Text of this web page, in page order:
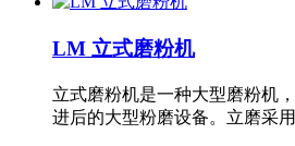
LM 立式磨粉机
立式磨粉机是一种大型磨粉机
进后的大型粉磨设备。立磨采